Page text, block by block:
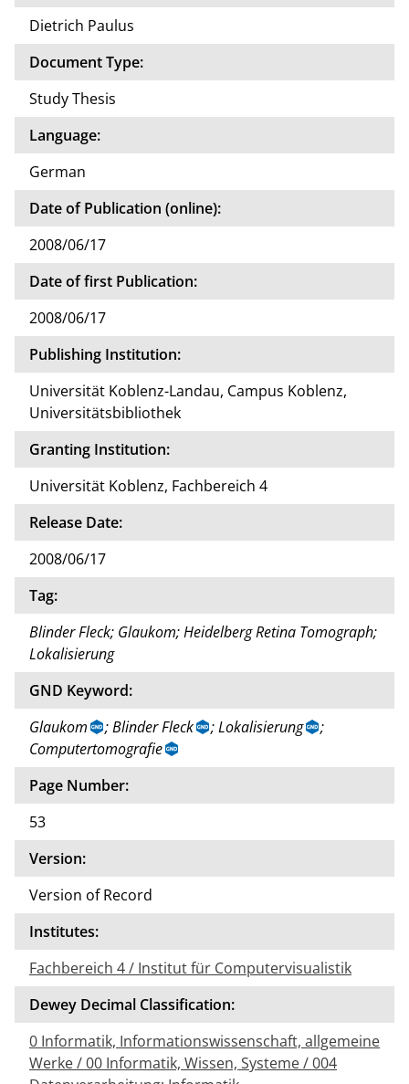
Dietrich Paulus
Document Type:
Study Thesis
Language:
German
Date of Publication (online):
2008/06/17
Date of first Publication:
2008/06/17
Publishing Institution:
Universität Koblenz-Landau, Campus Koblenz,
Universitätsbibliothek
Granting Institution:
Universität Koblenz, Fachbereich 4
Release Date:
2008/06/17
Tag:
Blinder Fleck; Glaukom; Heidelberg Retina Tomograph;
Lokalisierung
GND Keyword:
Glaukom
; Blinder Fleck ; Lokalisierung
;
Computertomografie
Page Number:
53
Version:
Version of Record
Institutes:
Fachbereich 4 / Institut für Computervisualistik
Dewey Decimal Classification:
0 Informatik, Informationswissenschaft, allgemeine
Werke / 00 Informatik, Wissen, Systeme / 004